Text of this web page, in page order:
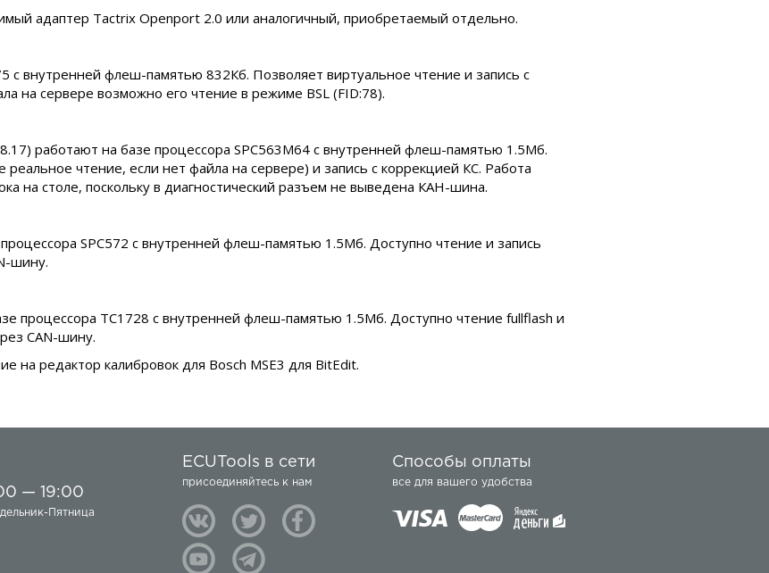
адаптер Tactrix Openport 2.0 или аналогичный, приобретаемый отдельно.
с внутренней флеш-памятью 832Кб. Позволяет виртуальное чтение и запись с
на сервере возможно его чтение в режиме BSL (FID:78).
работают на базе процессора SPC563M64 с внутренней флеш-памятью 1.5Мб.
чтение, если нет файла на сервере) и запись с коррекцией КС. Работа
на столе, поскольку в диагностический разъем не выведена КАН-шина.
SPC572 с внутренней флеш-памятью 1.5Мб. Доступно чтение и запись
шину.
процессора TC1728 с внутренней флеш-памятью 1.5Мб. Доступно чтение fullflash и
CAN-шину.
на редактор калибровок для Bosch MSE3 для BitEdit.
— 19:00
Пятница
ECUTools в сети
присоединяйтесь к нам
Способы оплаты
все для вашего удобства